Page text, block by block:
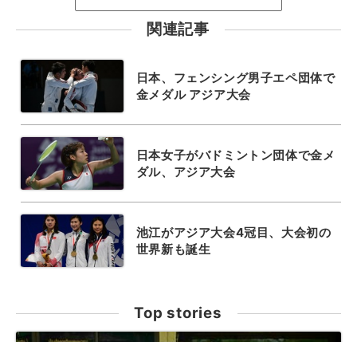
関連記事
日本、フェンシング男子エペ団体で
金メダル アジア大会
日本女子がバドミントン団体で金メ
ダル、アジア大会
池江がアジア大会4冠目、大会初の
世界新も誕生
Top stories